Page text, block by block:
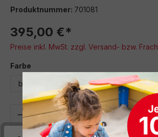
Produktnummer: 701081
395,00 €*
Preise inkl. MwSt. zzgl. Versand- bzw.
Farbe
blau blaugrau grau hellgrau
Produkt Anzahl: Gib den
In den